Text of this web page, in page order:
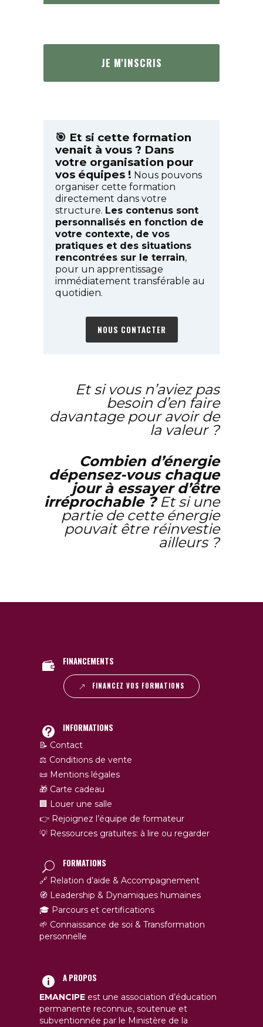
JE M'INSCRIS
🎯 Et si cette formation
venait à vous ? Dans
votre organisation pour
vos équipes ! Nous pouvons
organiser cette formation
directement dans votre
structure. Les contenus sont
personnalisés en fonction de
votre contexte, de vos
pratiques et des situations
rencontrées sur le terrain,
pour un apprentissage
immédiatement transférable au
quotidien.
NOUS CONTACTER
Et si vous n’aviez pas
besoin d’en faire
davantage pour avoir de
la valeur ?
Combien d’énergie
dépensez-vous chaque
jour à essayer d’être
irréprochable ? Et si une
partie de cette énergie
pouvait être réinvestie
ailleurs ?
FINANCEMENTS
FINANCEZ VOS FORMATIONS
INFORMATIONS
📝 Contact
⚖️ Conditions de vente
📜 Mentions légales
🎁 Carte cadeau
🏢 Louer une salle
👉 Rejoignez l’équipe de formateur
💡 Ressources gratuites: à lire ou regarder
FORMATIONS
🔗 Relation d’aide & Accompagnement
🧭 Leadership & Dynamiques humaines
🎓 Parcours et certifications
🌱 Connaissance de soi & Transformation
personnelle
A PROPOS
EMANCIPE est une association d’éducation
permanente reconnue, soutenue et
subventionnée par le Ministère de la